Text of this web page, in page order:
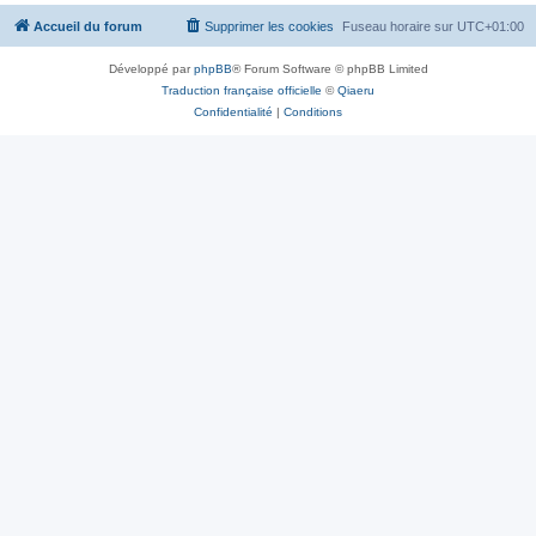
Accueil du forum Fuseau horaire sur UTC+01:00
Supprimer les cookies
Développé parphpBB® Forum Software © phpBB Limited
Traduction française officielle ©Qiaeru
Confidentialité | Conditions